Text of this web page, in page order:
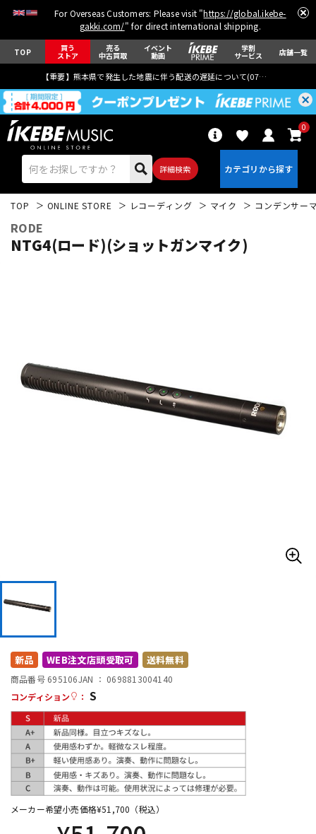
For Overseas Customers: Please visit "https://global.ikebe-
gakki.com/" for direct international shipping.
TOP 買う
ストア
売る
中古買取
イベント
動画
学割
サービス 店舗一覧
【重要】熊本県で発生した地震に伴う配送の遅延について(07月29日
詳細検索
0
ドラム
配信/ライブ機器
中古
TOP ONLINE STORE レコーディング マイク コンデンサー
RODE
NTG4(ロード)(ショットガンマイク)
新品 WEB注文店頭受取可 送料無料
商品番号 695106JAN ： 0698813004140
コンディション
： S
メーカー希望小売価格¥51,700 （税込）